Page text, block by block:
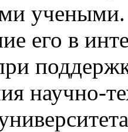
учеными.
его в
научно-